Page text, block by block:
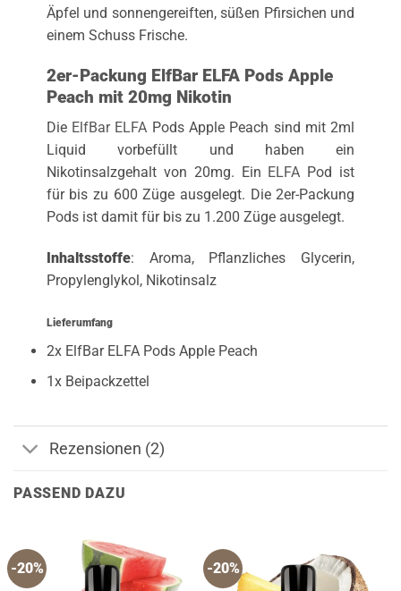
Äpfel und sonnengereiften, süßen Pfirsichen und
einem Schuss Frische.
2er-Packung ElfBar ELFA Pods Apple
Peach mit 20mg Nikotin
Die ElfBar ELFA Pods Apple Peach sind mit 2ml
Liquid vorbefüllt und haben ein
Nikotinsalzgehalt von 20mg. Ein ELFA Pod ist
für bis zu 600 Züge ausgelegt. Die 2er-Packung
Pods ist damit für bis zu 1.200 Züge ausgelegt.
Inhaltsstoffe: Aroma, Pflanzliches Glycerin,
Propylenglykol, Nikotinsalz
Lieferumfang
2x ElfBar ELFA Pods Apple Peach
1x Beipackzettel
Rezensionen (2)
PASSEND DAZU
-20% -20%